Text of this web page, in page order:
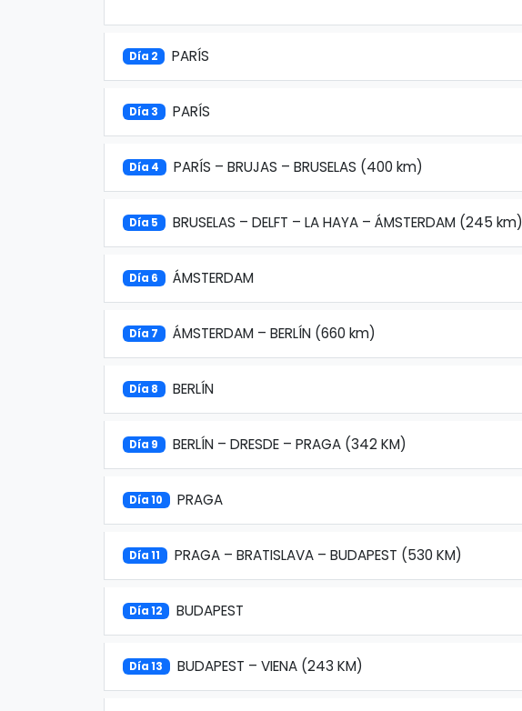
Día 2 PARÍS
Día 3 PARÍS
Día 4 PARÍS – BRUJAS – BRUSELAS (400 km)
Día 5 BRUSELAS – DELFT – LA HAYA – ÁMSTERDAM (245 km)
Día 6 ÁMSTERDAM
Día 7 ÁMSTERDAM – BERLÍN (660 km)
Día 8 BERLÍN
Día 9 BERLÍN – DRESDE – PRAGA (342 KM)
Día 10 PRAGA
Día 11 PRAGA – BRATISLAVA – BUDAPEST (530 KM)
Día 12 BUDAPEST
Día 13 BUDAPEST – VIENA (243 KM)